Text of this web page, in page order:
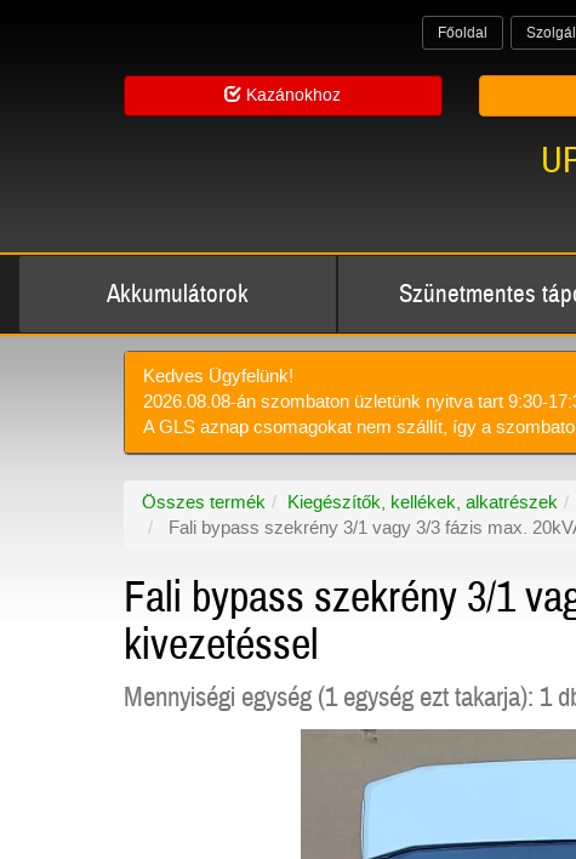
Főoldal
Kazánokhoz
Akkumulátorok Szünetmentes
Kedves Ügyfelünk!
2026.08.08-án szombaton üzletünk nyitva tart 9:30-
A GLS aznap csomagokat nem szállít, így a
Összes termék Kiegészítők, kellékek, alkatrészek
Fali bypass szekrény 3/1 vagy 3/3 fázis max.
Fali bypass szekrény 3/1
kivezetéssel
Mennyiségi egység (1 egység ezt takarja): 1